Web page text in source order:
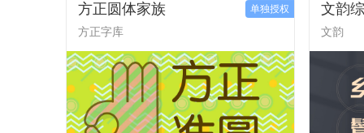
方正圆体家族
方正字库
单独授权 文韵
文韵